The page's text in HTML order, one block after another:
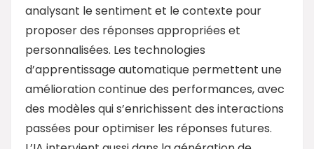
analysant le sentiment et le contexte pour
proposer des réponses appropriées et
personnalisées. Les technologies
d’apprentissage automatique permettent une
amélioration continue des performances, avec
des modèles qui s’enrichissent des interactions
passées pour optimiser les réponses futures.